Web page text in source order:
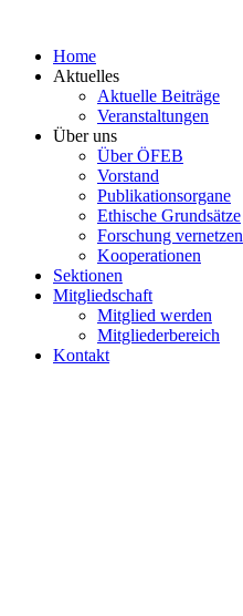
springenHome
Aktuelles
Aktuelle Beiträge
Veranstaltungen
Über uns
Über ÖFEB
Vorstand
Publikationsorgane
Ethische Grundsätze
Forschung vernetzen
Kooperationen
Sektionen
Mitgliedschaft
Mitglied werden
Mitgliederbereich
Kontakt